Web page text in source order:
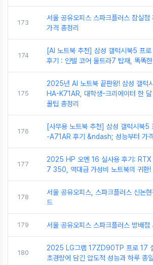
173
서울 공유오피스 스파크플러스 잠실
가격 총정리
174
[AI 노트북 추천] 삼성 갤럭시북5 프
후기 : 인텔 코어 울트라7 탑재, 똑똑
175
2025년 AI 노트북 끝판왕! 삼성 갤
HA-K71AR, 대학생-크리에이터 한
꿀팁 총정리
176
[사무용 노트북 추천] 삼성 갤럭시
-A71AR 후기 &ndash; 성능부터 가
177
2025 HP 오멘 16 실사용 후기:
7 350, 역대급 가성비 노트북의 귀환!
178
서울 공유오피스, 스파크플러스 신논
드
179 서울 공유오피스 스파크플러스 방배점
180
2025 LG그램 17ZD90TP 프로 17
초경량에 담긴 압도적 성능과 하루 종